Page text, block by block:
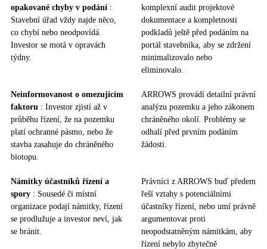
opakované chyby v podání :
Stavební úřad vždy najde něco,
co chybí nebo neodpovídá.
Investor se motá v opravách
týdny.
komplexní audit projektové
dokumentace a kompletnosti
podkladů ještě před podáním na
portál stavebníka, aby se zdržení
minimalizovalo nebo
eliminovalo.
Neinformovanost o omezujícím
faktoru : Investor zjistí až v
průběhu řízení, že na pozemku
platí ochranné pásmo, nebo že
stavba zasahuje do chráněného
biotopu.
ARROWS provádí detailní právní
analýzu pozemku a jeho zákonem
chráněného okolí. Problémy se
odhalí před prvním podáním
žádosti.
Námitky účastníků řízení a
spory : Sousedé či místní
organizace podají námitky, řízení
se prodlužuje a investor neví, jak
se bránit.
Právníci z ARROWS buď předem
řeší vztahy s potenciálními
účastníky řízení, nebo umí právně
argumentovat proti
neopodstatněným námitkám, aby
řízení nebylo zbytečně